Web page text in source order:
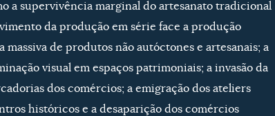
a supervivência marginal do artesanato tradicional
da produção em série face a produção
massiva de produtos não autóctones e artesanais; a
visual em espaços patrimoniais; a invasão da
dos comércios; a emigração dos ateliers
históricos e a desaparição dos comércios